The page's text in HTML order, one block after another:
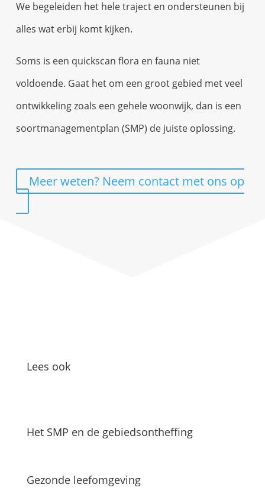
We begeleiden het hele traject en ondersteunen bij
alles wat erbij komt kijken.
Soms is een quickscan flora en fauna niet
voldoende. Gaat het om een groot gebied met veel
ontwikkeling zoals een gehele woonwijk, dan is een
soortmanagementplan (SMP) de juiste oplossing.
Meer weten? Neem contact met ons op
Lees ook
Het SMP en de gebiedsontheffing
Gezonde leefomgeving